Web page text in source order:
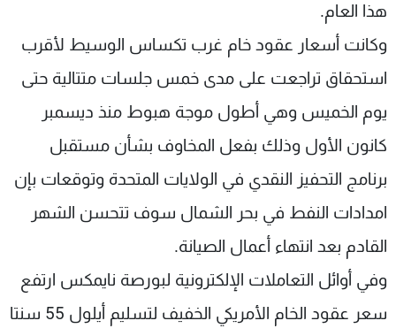
هذا العام.
وكانت أسعار عقود خام غرب تكساس الوسيط لأقرب
استحقاق تراجعت على مدى خمس جلسات متتالية حتى
يوم الخميس وهي أطول موجة هبوط منذ ديسمبر
كانون الأول وذلك بفعل المخاوف بشأن مستقبل
برنامج التحفيز النقدي في الولايات المتحدة وتوقعات بإن
امدادات النفط في بحر الشمال سوف تتحسن الشهر
القادم بعد انتهاء أعمال الصيانة.
وفي أوائل التعاملات الإلكترونية لبورصة نايمكس ارتفع
سعر عقود الخام الأمريكي الخفيف لتسليم أيلول 55 سنتا